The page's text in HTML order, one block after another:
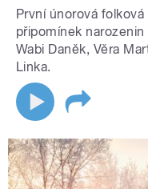
První únorová
připomínek
Wabi Daněk, Věra
Linka.